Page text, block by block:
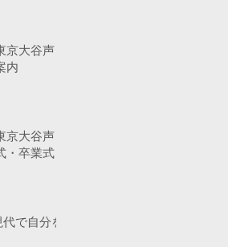
京大谷声
内
京大谷声
・卒業式
で自分を